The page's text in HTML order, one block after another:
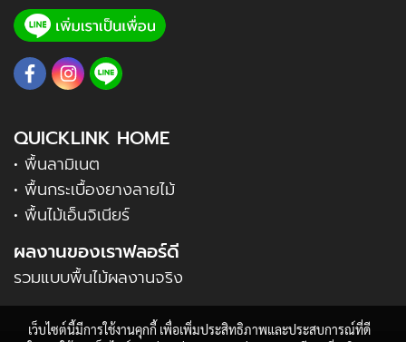
QUICKLINK HOME
• พื้นลามิเนต
• พื้นกระเบื้องยางลายไม้
• พื้นไม้เอ็นจิเนียร์
ผลงานของเราฟลอร์ดี
รวมแบบพื้นไม้ผลงานจริง
เว็บไซต์นี้มีการใช้งานคุกกี้ เพื่อเพิ่มประสิทธิภาพและประสบการณ์ที่ดี